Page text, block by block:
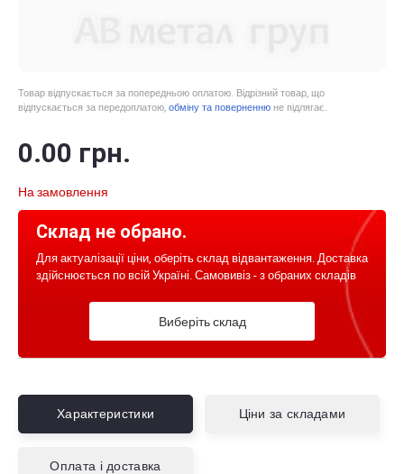
Товар відпускається за попередньою оплатою. Відрізний товар, що
відпускається за передоплатою, обміну та поверненню не підлягає.
0.00 грн.
На замовлення
Склад не обрано.
Для актуалізації ціни, оберіть склад відвантаження. Доставка
здійснюється по всій Україні. Самовивіз - з обраних складів
Виберіть склад
Характеристики Ціни за складами
Оплата і доставка